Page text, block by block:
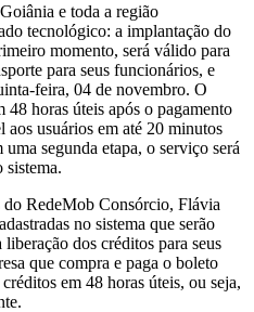
e toda a região
tecnológico: a implantação do
momento, será válido para
para seus funcionários, e
feira, 04 de novembro. O
48 horas úteis após o pagamento
usuários em até 20 minutos
segunda etapa, o serviço será
sistema.
do RedeMob Consórcio, Flávia
no sistema que serão
dos créditos para seus
que compra e paga o boleto
em 48 horas úteis, ou seja,